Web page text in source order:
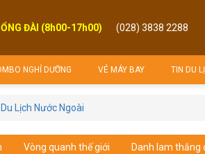
ĐÀI (8h00-17h00) (028) 3838 2288
(8h00 - 17h00)
NGHỈ DƯỠNG VÉ MÁY BAY TIN DU
Lịch Nước Ngoài
Vòng quanh thế giới Danh lam thắng